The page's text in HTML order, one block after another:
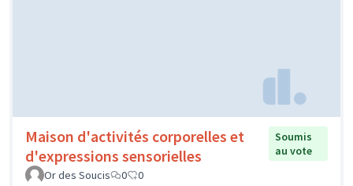
Maison d'activités corporelles et
d'expressions sensorielles
Soumis
au vote
Or des Soucis
0 0